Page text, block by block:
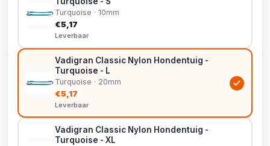
Turquoise · 10mm
€5,17
Leverbaar
Vadigran Classic Nylon Hondentuig -
Turquoise - L
Turquoise · 20mm
€5,17
Leverbaar
Vadigran Classic Nylon Hondentuig -
Turquoise - XL